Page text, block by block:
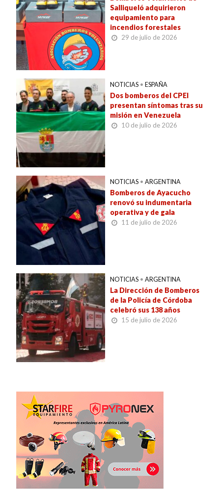
Salliqueló adquirieron
equipamiento para
incendios forestales
29 de julio de 2026
NOTICIAS • ESPAÑA
Dos bomberos del CPEI
presentan síntomas tras su
misión en Venezuela
10 de julio de 2026
NOTICIAS • ARGENTINA
Bomberos de Ayacucho
renovó su indumentaria
operativa y de gala
11 de julio de 2026
NOTICIAS • ARGENTINA
La Dirección de Bomberos
de la Policía de Córdoba
celebró sus 138 años
15 de julio de 2026